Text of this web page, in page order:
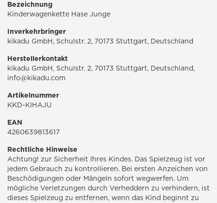
Bezeichnung
Kinderwagenkette Hase Junge
Inverkehrbringer
kikadu GmbH, Schulstr. 2, 70173 Stuttgart, Deutschland
Herstellerkontakt
kikadu GmbH, Schulstr. 2, 70173 Stuttgart, Deutschland,
info@kikadu.com
Artikelnummer
KKD-KIHAJU
EAN
4260639813617
Rechtliche Hinweise
Achtung! zur Sicherheit Ihres Kindes. Das Spielzeug ist vor
jedem Gebrauch zu kontrollieren. Bei ersten Anzeichen von
Beschödigungen oder Mängeln sofort wegwerfen. Um
mögliche Verletzungen durch Verheddern zu verhindern, ist
dieses Spielzeug zu entfernen, wenn das Kind beginnt zu